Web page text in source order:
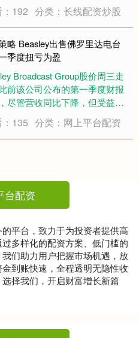
财报显示，Snam一季度总营收
亿欧元，同比增长3%，符合市
。调整后EBITDA为7....
192 分类：长线配资炒股
略 Beasley出售佛罗里达电台
季度扭亏为盈
Broadcast Group股价周三走
前该公司公布的第一季度财报
尽管营收同比下降，但受益于
置收益，公司成功实现扭亏为
务数据：营收下滑但净利润转
135 分类：网上平台配资
台配资
平台，致力于为投资者提供高
多样化的配资方案、低门槛的
们助力用户把握市场机遇，放
到账快速，全程透明无隐性收
择我们，开启财富增长新篇